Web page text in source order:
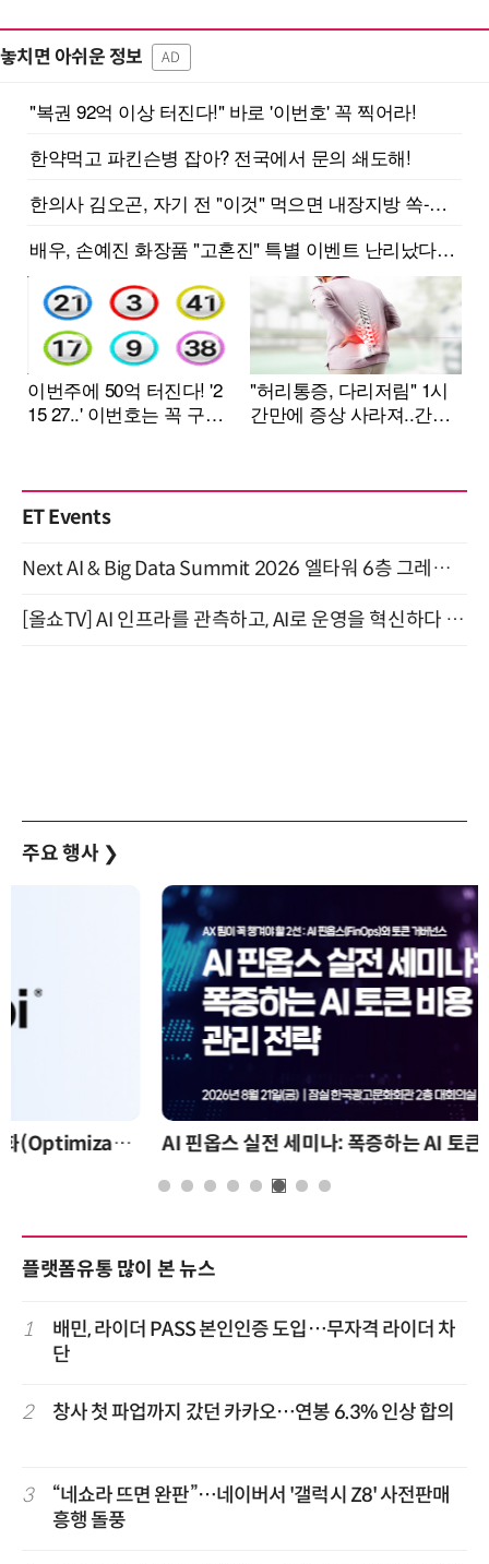
놓치면 아쉬운 정보 AD
ET Events
Next AI & Big Data Summit 2026 엘타워 6층 그레이스홀 개최 (9/18)
[올쇼TV] AI 인프라를 관측하고, AI로 운영을 혁신하다 (8월 11일 생방송)
주요 행사 ❯
AI 핀옵스 실전 세미나: 폭증하는 AI 토큰 비용 관리 전략
플랫폼유통 많이 본 뉴스
1
배민, 라이더 PASS 본인인증 도입…무자격 라이더 차
단
2 창사 첫 파업까지 갔던 카카오…연봉 6.3% 인상 합의
3
“네쇼라 뜨면 완판”…네이버서 '갤럭시 Z8' 사전판매
흥행 돌풍